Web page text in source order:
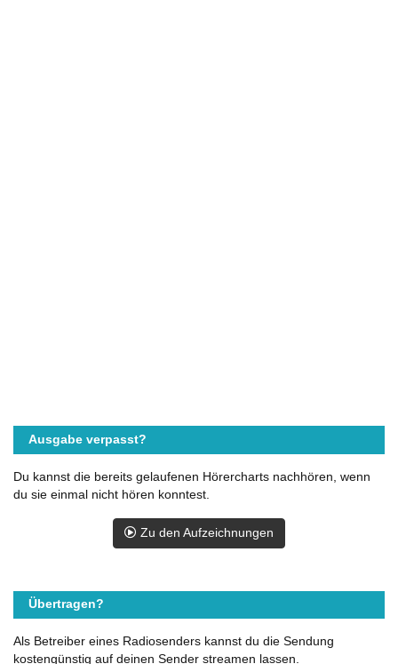
Ausgabe verpasst?
Du kannst die bereits gelaufenen Hörercharts nachhören, wenn
du sie einmal nicht hören konntest.
Zu den Aufzeichnungen
Übertragen?
Als Betreiber eines Radiosenders kannst du die Sendung
kostengünstig auf deinen Sender streamen lassen.